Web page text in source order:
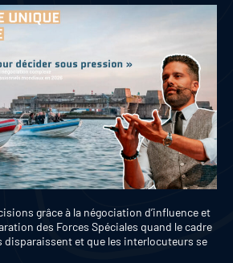
grâce à la négociation d’influence et
des Forces Spéciales quand le cadre
disparaissent et que les interlocuteurs se